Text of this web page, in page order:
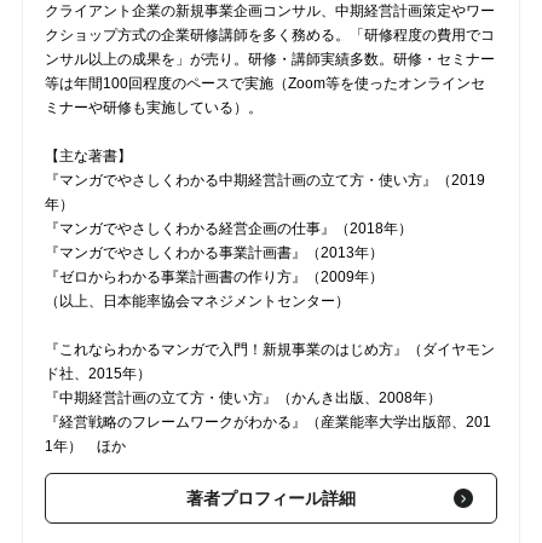
クライアント企業の新規事業企画コンサル、中期経営計画策定やワー
クショップ方式の企業研修講師を多く務める。「研修程度の費用でコ
ンサル以上の成果を」が売り。研修・講師実績多数。研修・セミナー
等は年間100回程度のペースで実施（Zoom等を使ったオンラインセ
ミナーや研修も実施している）。
【主な著書】
『マンガでやさしくわかる中期経営計画の立て方・使い方』（2019
年）
『マンガでやさしくわかる経営企画の仕事』（2018年）
『マンガでやさしくわかる事業計画書』（2013年）
『ゼロからわかる事業計画書の作り方』（2009年）
（以上、日本能率協会マネジメントセンター）
『これならわかるマンガで入門！新規事業のはじめ方』（ダイヤモン
ド社、2015年）
『中期経営計画の立て方・使い方』（かんき出版、2008年）
『経営戦略のフレームワークがわかる』（産業能率大学出版部、201
1年） ほか
著者プロフィール詳細